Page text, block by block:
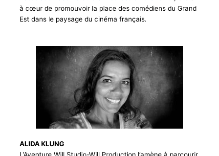
à cœur de promouvoir la place des comédiens du Grand
Est dans le paysage du cinéma français.
ALIDA KLUNG